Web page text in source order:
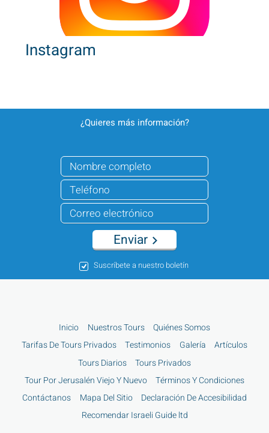
Instagram
¿Quieres más información?
Suscríbete a nuestro boletín
Enviar
Inicio Nuestros Tours
Quiénes Somos
Tarifas De Tours Privados
Testimonios Galería
Artículos
Tours Diarios
Tours Privados
Tour Por Jerusalén Viejo Y Nuevo
Términos Y Condiciones
Contáctanos
Mapa Del Sitio
Declaración De Accesibilidad
Recomendar Israeli Guide ltd